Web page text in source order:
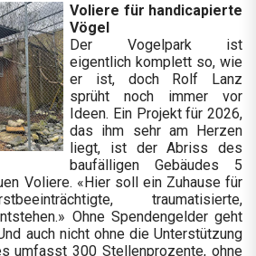
Voliere für handicapierte
Vögel
Der Vogelpark ist
eigentlich komplett so, wie
er ist, doch Rolf Lanz
sprüht noch immer vor
Ideen. Ein Projekt für 2026,
das ihm sehr am Herzen
liegt, ist der Abriss des
baufälligen Gebäudes 5
Voliere. «Hier soll ein Zuhause für
traumatisierte,
Ohne Spendengelder geht
auch nicht ohne die Unterstützung
umfasst 300 Stellenprozente, ohne